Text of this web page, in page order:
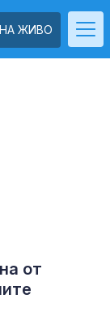
НА ЖИВО
от